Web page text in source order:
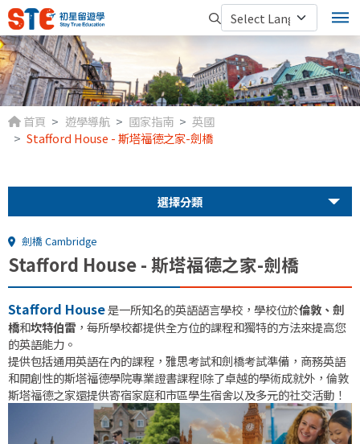
首頁 遊學導航 國家指南
英國
Stafford House - 斯塔福德之家-劍橋
選擇分類
劍橋 Cambridge
Stafford House - 斯塔福德之家-劍橋
Stafford House是一所知名的英語語言學校，學校位於倫敦、劍
橋和坎特伯雷 ，每所學校都提供全方位的課程和獨特的方法來提高您
的英語能力。
提供包括通用英語在內的課程，雅思考試和劍橋考試準備，商務英語
和開創性的斯塔福德學院專業證書課程!除了卓越的學術成就外，倫敦
斯塔福德之家還提供寄宿家庭和市區學生宿舍以及多元的社交活動！